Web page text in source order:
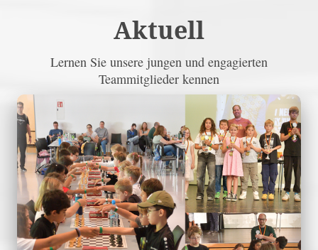
Aktuell
Lernen Sie unsere jungen und engagierten
Teammitglieder kennen